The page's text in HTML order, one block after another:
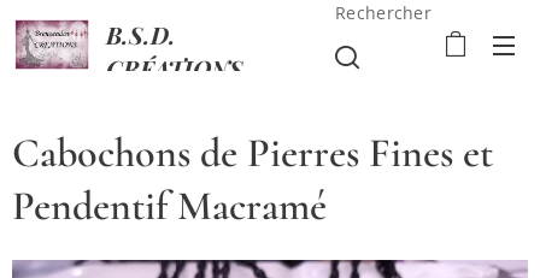
B.S.D.
CRÉATIONS
Rechercher
Cabochons de Pierres Fines et
Pendentif Macramé